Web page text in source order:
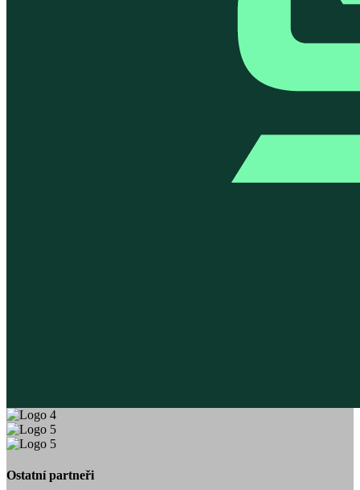
Ostatní partneři